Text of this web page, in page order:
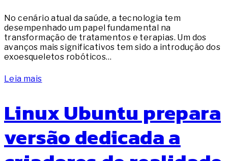
No cenário atual da saúde, a tecnologia tem
desempenhado um papel fundamental na
transformação de tratamentos e terapias. Um dos
avanços mais significativos tem sido a introdução dos
exoesqueletos robóticos…
Leia mais
Linux Ubuntu prepara
versão dedicada a